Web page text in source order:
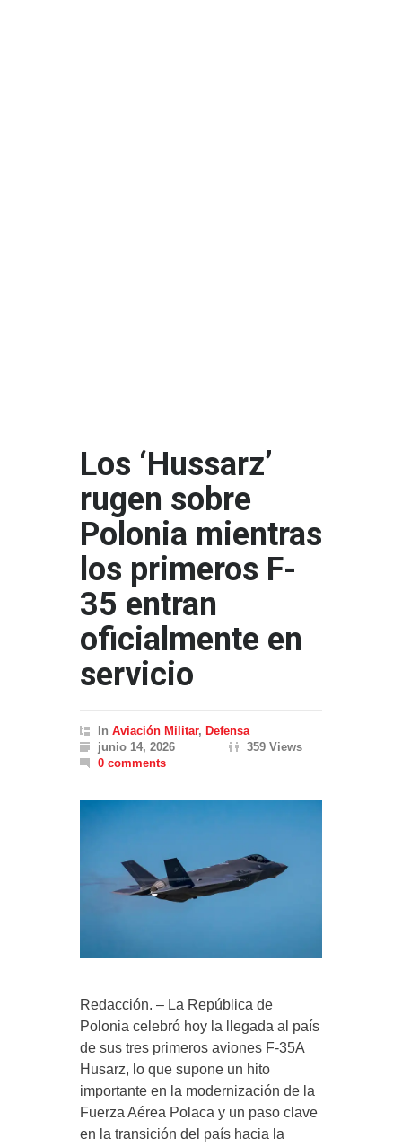
Los ‘Hussarz’
rugen sobre
Polonia mientras
los primeros F-
35 entran
oficialmente en
servicio
In Aviación Militar, Defensa
junio 14, 2026
359 Views
0 comments
Redacción. – La República de
Polonia celebró hoy la llegada al país
de sus tres primeros aviones F-35A
Husarz, lo que supone un hito
importante en la modernización de la
Fuerza Aérea Polaca y un paso clave
en la transición del país hacia la